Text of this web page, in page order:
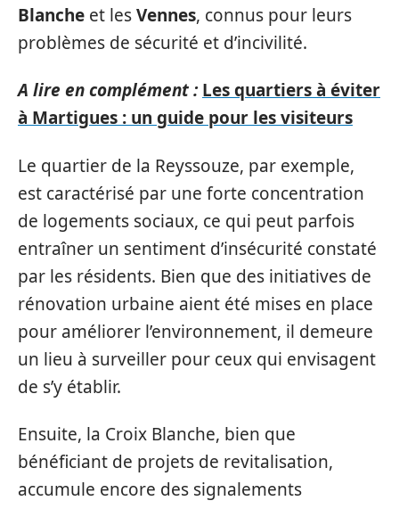
Blanche et lesVennes, connus pour leurs
problèmes de sécurité et d’incivilité.
A lire en complément : Les quartiers à éviter
à Martigues : un guide pour les visiteurs
Le quartier de la Reyssouze, par exemple,
est caractérisé par une forte concentration
de logements sociaux, ce qui peut parfois
entraîner un sentiment d’insécurité constaté
par les résidents. Bien que des initiatives de
rénovation urbaine aient été mises en place
pour améliorer l’environnement, il demeure
un lieu à surveiller pour ceux qui envisagent
de s’y établir.
Ensuite, la Croix Blanche, bien que
bénéficiant de projets de revitalisation,
accumule encore des signalements